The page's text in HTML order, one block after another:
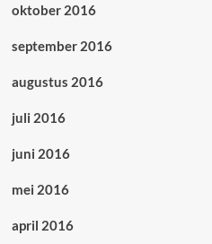
oktober 2016
september 2016
augustus 2016
juli 2016
juni 2016
mei 2016
april 2016